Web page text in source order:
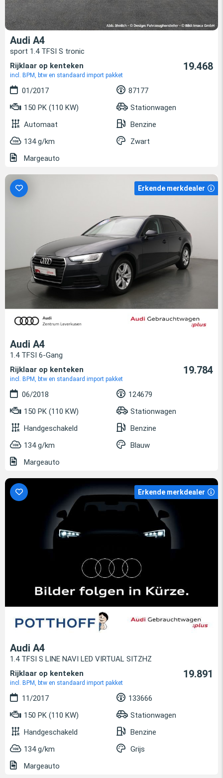
Audi A4
sport 1.4 TFSI S tronic
Rijklaar op kenteken
incl. BPM, btw en standaard import pakket
19.468
01/2017
87177
150 PK (110 KW)
Stationwagen
Automaat
Benzine
134 g/km
Zwart
Margeauto
Erkende merkdealer
Audi A4
1.4 TFSI 6-Gang
Rijklaar op kenteken
incl. BPM, btw en standaard import pakket
19.784
06/2018
124679
150 PK (110 KW)
Stationwagen
Handgeschakeld
Benzine
134 g/km
Blauw
Margeauto
Erkende merkdealer
Audi A4
1.4 TFSI S LINE NAVI LED VIRTUAL SITZHZ
Rijklaar op kenteken
incl. BPM, btw en standaard import pakket
19.891
11/2017
133666
150 PK (110 KW)
Stationwagen
Handgeschakeld
Benzine
134 g/km
Grijs
Margeauto